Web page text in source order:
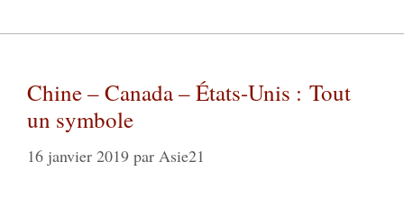
Chine – Canada – États-Unis : Tout
un symbole
16 janvier 2019 par Asie21